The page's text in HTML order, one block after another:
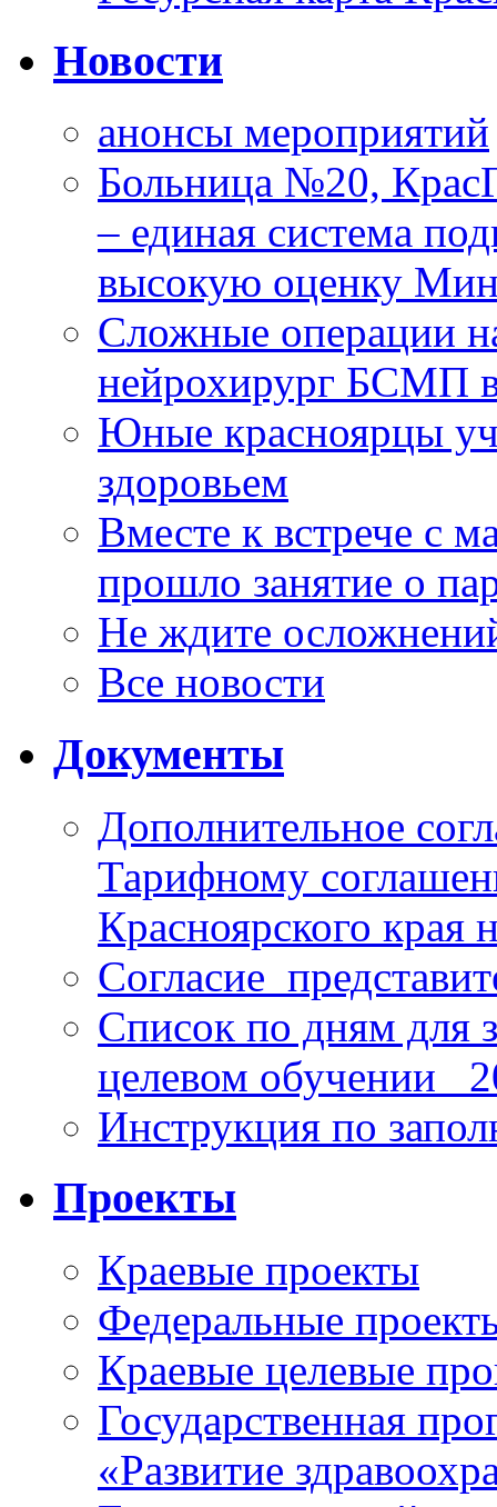
Новости
анонсы мероприятий
Больница №20,
– единая система
высокую оценку
Сложные операции
нейрохирург БСМП
Юные красноярцы
здоровьем
Вместе к встрече с
прошло занятие о
Не ждите
Все новости
Документы
Дополнительное
Тарифному
Красноярского края
Список по дням для
целевом обучении_
Инструкция по
Проекты
Краевые проекты
Федеральные
Краевые целевые
Государственная
«Развитие